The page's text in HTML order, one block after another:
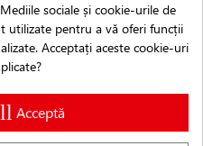
sociale și cookie-urile de
utilizate pentru a vă oferi funcții
Acceptați aceste cookie-uri
Acceptă